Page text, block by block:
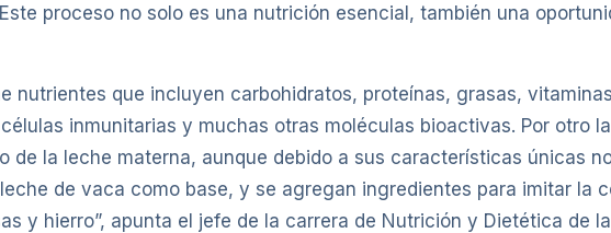
proceso no solo es una nutrición esencial, también una
nutrientes que incluyen carbohidratos, proteínas, grasas,
inmunitarias y muchas otras moléculas bioactivas. Por otro
la leche materna, aunque debido a sus características únicas
de vaca como base, y se agregan ingredientes para imitar la
y hierro”, apunta el jefe de la carrera de Nutrición y Dietética de